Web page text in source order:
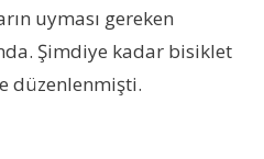
uyması gereken
Şimdiye kadar bisiklet
düzenlenmişti.